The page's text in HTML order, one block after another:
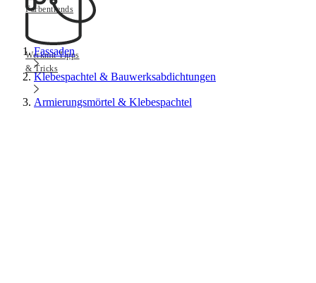
Farbentrends
Werkmit Tipps
& Tricks
Fassaden
Klebespachtel & Bauwerksabdichtungen
Armierungsmörtel & Klebespachtel